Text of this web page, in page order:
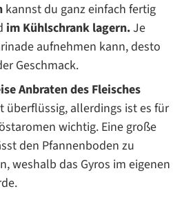
kannst du ganz einfach fertig
im Kühlschrank lagern.Je
aufnehmen kann, desto
Geschmack.
Anbraten des Fleisches
überflüssig, allerdings ist es für
wichtig. Eine große
den Pfannenboden zu
weshalb das Gyros im eigenen